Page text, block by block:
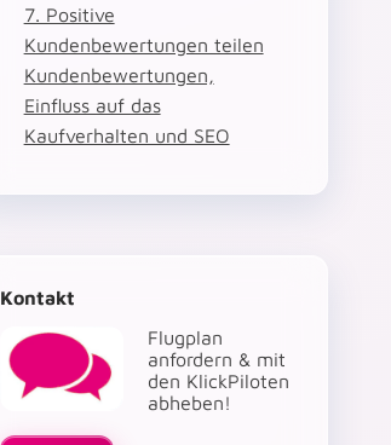
7. Positive
Kundenbewertungen teilen
Kundenbewertungen,
Einfluss auf das
Kaufverhalten und SEO
Kontakt
Flugplan
anfordern & mit
den KlickPiloten
abheben!